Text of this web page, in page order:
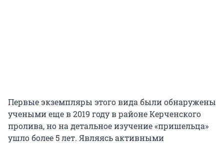
Первые экземпляры этого вида были обнаружены
учеными еще в 2019 году в районе Керченского
пролива, но на детальное изучение «пришельца»
ушло более 5 лет. Являясь активными